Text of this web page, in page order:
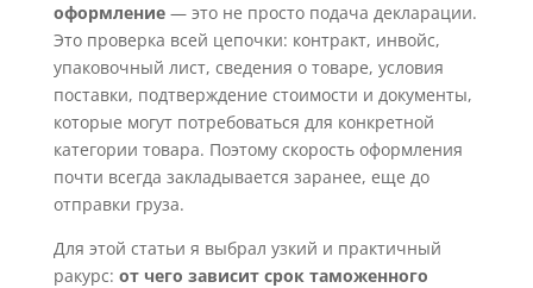
оформление— это не просто подача декларации.
Это проверка всей цепочки: контракт, инвойс,
упаковочный лист, сведения о товаре, условия
поставки, подтверждение стоимости и документы,
которые могут потребоваться для конкретной
категории товара. Поэтому скорость оформления
почти всегда закладывается заранее, еще до
отправки груза.
Для этой статьи я выбрал узкий и практичный
ракурс: от чего зависит срок таможенного